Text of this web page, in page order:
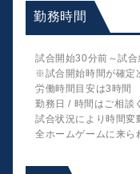
勤務時間
試合開始30分前～試
※試合開始時間が確定
労働時間目安は3時間
勤務日 / 時間はご相談
試合状況により時間変
全ホームゲームに来ら